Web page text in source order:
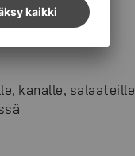
kanalle,